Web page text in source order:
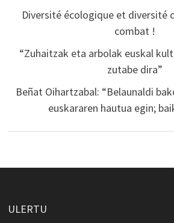
Diversité écologique et diversité
combat !
“Zuhaitzak eta arbolak euskal
zutabe dira”
Beñat Oihartzabal: “Belaunaldi
euskararen hautua egin;
ULERTU